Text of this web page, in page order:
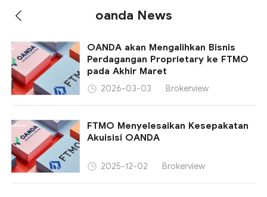
oanda News
OANDA akan Mengalihkan Bisnis
Perdagangan Proprietary ke FTMO
pada Akhir Maret
2026-03-03 Brokerview
FTMO Menyelesaikan Kesepakatan
Akuisisi OANDA
2025-12-02 Brokerview